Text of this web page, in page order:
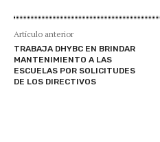
Artículo anterior
TRABAJA DHYBC EN BRINDAR
MANTENIMIENTO A LAS
ESCUELAS POR SOLICITUDES
DE LOS DIRECTIVOS